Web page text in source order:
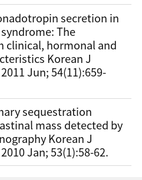
secretion in
The
clinical, hormonal and
Korean J
Jun; 54(11):659-
sequestration
mass detected by
Korean J
Jan; 53(1):58-62.